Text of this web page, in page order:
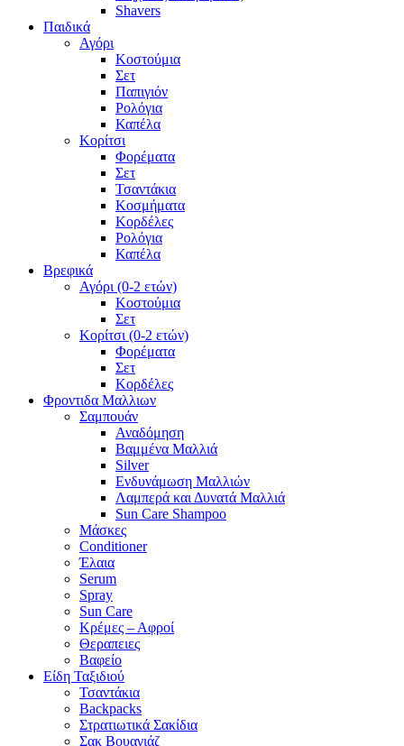
Shavers
Παιδικά
Αγόρι
Κοστούμια
Σετ
Παπιγιόν
Ρολόγια
Καπέλα
Κορίτσι
Φορέματα
Σετ
Τσαντάκια
Κοσμήματα
Κορδέλες
Ρολόγια
Καπέλα
Βρεφικά
Αγόρι (0-2 ετών)
Κοστούμια
Σετ
Κορίτσι (0-2 ετών)
Φορέματα
Σετ
Κορδέλες
Φροντιδα Μαλλιων
Σαμπουάν
Αναδόμηση
Βαμμένα Μαλλιά
Silver
Ενδυνάμωση Μαλλιών
Λαμπερά και Δυνατά Μαλλιά
Sun Care Shampoo
Μάσκες
Conditioner
Έλαια
Serum
Spray
Sun Care
Κρέμες – Αφροί
Θεραπειες
Βαφείο
Είδη Ταξιδιού
Τσαντάκια
Backpacks
Στρατιωτικά Σακίδια
Σακ Βουαγιάζ